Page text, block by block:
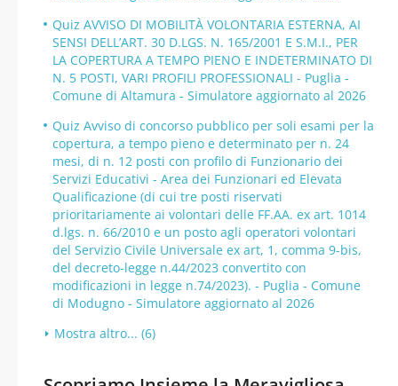
Quiz AVVISO DI MOBILITÀ VOLONTARIA ESTERNA, AI
SENSI DELL’ART. 30 D.LGS. N. 165/2001 E S.M.I., PER
LA COPERTURA A TEMPO PIENO E INDETERMINATO DI
N. 5 POSTI, VARI PROFILI PROFESSIONALI - Puglia -
Comune di Altamura - Simulatore aggiornato al 2026
Quiz Avviso di concorso pubblico per soli esami per la
copertura, a tempo pieno e determinato per n. 24
mesi, di n. 12 posti con profilo di Funzionario dei
Servizi Educativi - Area dei Funzionari ed Elevata
Qualificazione (di cui tre posti riservati
prioritariamente ai volontari delle FF.AA. ex art. 1014
d.lgs. n. 66/2010 e un posto agli operatori volontari
del Servizio Civile Universale ex art, 1, comma 9-bis,
del decreto-legge n.44/2023 convertito con
modificazioni in legge n.74/2023). - Puglia - Comune
di Modugno - Simulatore aggiornato al 2026
Mostra altro... (6)